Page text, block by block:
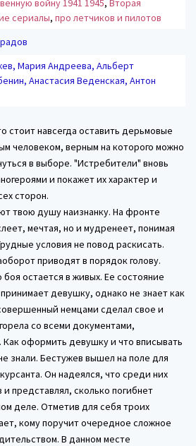
войну 1941 1945, Вторая
сериалы, про летчиков и пилотов
Мария Андреева, Альберт
Анастасия Веденская, Антон
стоит навсегда оставить дерьмовые
человеком, верным на которого можно
в выборе. "Истребители" вновь
и покажет их характер и
сторон.
твою душу наизнанку. На фронте
мечтая, но и мудренеет, понимая
условия не повод раскисать.
приводят в порядок голову.
боя остается в живых. Ее состояние
девушку, однако не знает как
немцами сделал свое и
со всеми документами,
Как оформить девушку и что вписывать
знали. Бестужев вышел на поле для
Он надеялся, что среди них
представлял, сколько погибнет
деле. Отметив для себя троих
кому поручит очередное сложное
В данном месте